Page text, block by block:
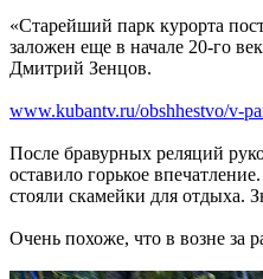
«Старейший парк курорта
заложен еще в начале 20-го
Дмитрий Зенцов.
www.kubantv.ru/obshhestvo/v-
После бравурных реляций
оставило горькое
стояли скамейки для отдыха.
Очень похоже, что в возне за